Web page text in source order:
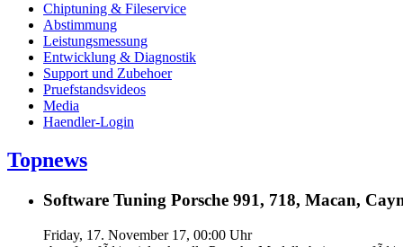
Chiptuning & Fileservice
Abstimmung
Leistungsmessung
Entwicklung & Diagnostik
Support und Zubehoer
Pruefstandsvideos
Media
Haendler-Login
Topnews
Software Tuning Porsche 991, 718, Macan,
Friday, 17. November 17, 00:00 Uhr